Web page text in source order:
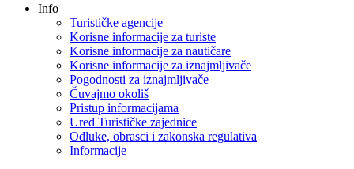
Info
Turističke agencije
Korisne informacije za turiste
Korisne informacije za nautičare
Korisne informacije za iznajmljivače
Pogodnosti za iznajmljivače
Čuvajmo okoliš
Pristup informacijama
Ured Turističke zajednice
Odluke, obrasci i zakonska regulativa
Informacije